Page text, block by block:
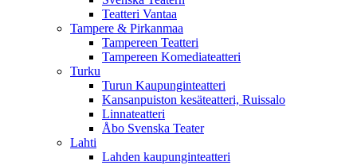
Teatteri Vantaa
Tampere & Pirkanmaa
Tampereen Teatteri
Tampereen Komediateatteri
Turku
Turun Kaupunginteatteri
Kansanpuiston kesäteatteri, Ruissalo
Linnateatteri
Åbo Svenska Teater
Lahti
Lahden kaupunginteatteri